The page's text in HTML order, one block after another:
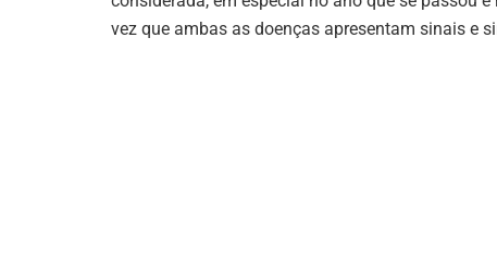
vez que ambas as doenças apresentam sinais e